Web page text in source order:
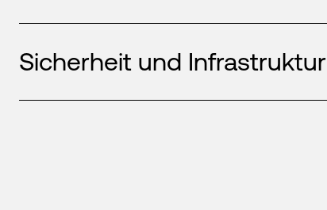
Sicherheit und Infrastruktur